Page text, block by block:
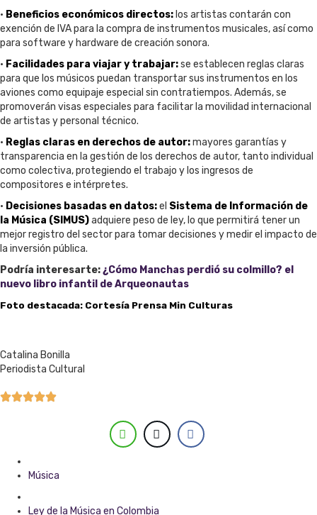
• Beneficios económicos directos: los artistas contarán con
exención de IVA para la compra de instrumentos musicales, así como
para software y hardware de creación sonora.
• Facilidades para viajar y trabajar:se establecen reglas claras
para que los músicos puedan transportar sus instrumentos en los
aviones como equipaje especial sin contratiempos. Además, se
promoverán visas especiales para facilitar la movilidad internacional
de artistas y personal técnico.
• Reglas claras en derechos de autor:mayores garantías y
transparencia en la gestión de los derechos de autor, tanto individual
como colectiva, protegiendo el trabajo y los ingresos de
compositores e intérpretes.
• Decisiones basadas en datos:el Sistema de Información de
la Música (SIMUS)adquiere peso de ley, lo que permitirá tener un
mejor registro del sector para tomar decisiones y medir el impacto de
la inversión pública.
Podría interesarte:¿Cómo Manchas perdió su colmillo? el
nuevo libro infantil de Arqueonautas
Foto destacada: Cortesía Prensa Min Culturas
Catalina Bonilla
Periodista Cultural
Música
Ley de la Música en Colombia